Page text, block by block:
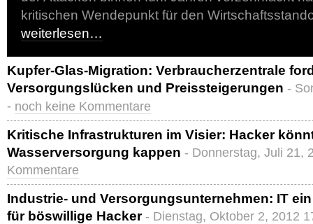
kritischen Wendepunkt für den
weiterlesen…
Kupfer-Glas-Migration: Verbraucherzentrale
Versorgungslücken und Preissteigerungen -
- noch keine Kommentare
Kritische Infrastrukturen im Visier: Hacker
Wasserversorgung kappen - Donnerstag, Juli 21,
Kommentare
Industrie- und Versorgungsunternehmen: IT
für böswillige Hacker - Dienstag, Oktober 2, 2012